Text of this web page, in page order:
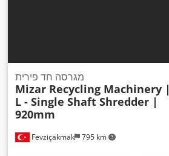
Fevziçakmak 795 km
מגרסה חד פירית
Mizar Recycling Machinery |
L - Single Shaft Shredder |
920mm